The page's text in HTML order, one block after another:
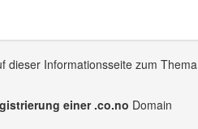
dieser Informationsseite zum Thema
einer .co.no Domain